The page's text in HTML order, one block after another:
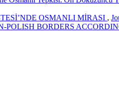
OSMANLI MİRASI ,
POLISH BORDERS